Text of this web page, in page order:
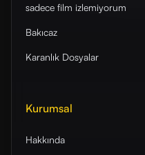
sadece film izlemiyorum
Bakıcaz
Karanlık Dosyalar
Kurumsal
Hakkında